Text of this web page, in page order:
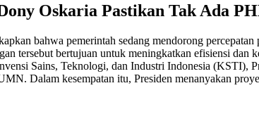
Oskaria Pastikan Tak Ada
bahwa pemerintah sedang mendorong
tersebut bertujuan untuk meningkatkan efisiensi dan
Sains, Teknologi, dan Industri Indonesia
Dalam kesempatan itu, Presiden menanyakan